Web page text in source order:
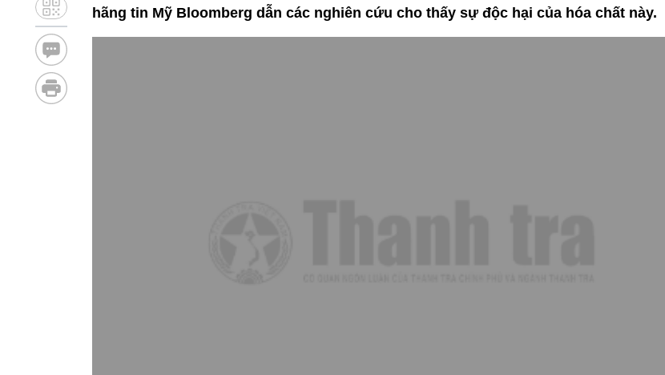
hãng tin Mỹ Bloomberg dẫn các nghiên cứu cho thấy sự độc hại của hóa chất này.